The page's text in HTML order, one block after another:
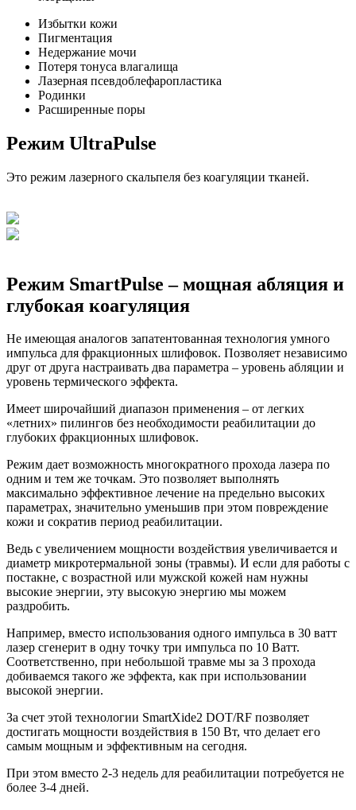
Избытки кожи
Пигментация
Недержание мочи
Потеря тонуса влагалища
Лазерная псевдоблефаропластика
Родинки
Расширенные поры
Режим UltraPulse
Это режим лазерного скальпеля без коагуляции тканей.
Режим SmartPulse – мощная абляция и
глубокая коагуляция
Не имеющая аналогов запатентованная технология умного
импульса для фракционных шлифовок. Позволяет независимо
друг от друга настраивать два параметра – уровень абляции и
уровень термического эффекта.
Имеет широчайший диапазон применения – от легких
«летних» пилингов без необходимости реабилитации до
глубоких фракционных шлифовок.
Режим дает возможность многократного прохода лазера по
одним и тем же точкам. Это позволяет выполнять
максимально эффективное лечение на предельно высоких
параметрах, значительно уменьшив при этом повреждение
кожи и сократив период реабилитации.
Ведь с увеличением мощности воздействия увеличивается и
диаметр микротермальной зоны (травмы). И если для работы с
постакне, с возрастной или мужской кожей нам нужны
высокие энергии, эту высокую энергию мы можем
раздробить.
Например, вместо использования одного импульса в 30 ватт
лазер сгенерит в одну точку три импульса по 10 Ватт.
Соответственно, при небольшой травме мы за 3 прохода
добиваемся такого же эффекта, как при использовании
высокой энергии.
За счет этой технологии SmartXide2 DOT/RF позволяет
достигать мощности воздействия в 150 Вт, что делает его
самым мощным и эффективным на сегодня.
При этом вместо 2-3 недель для реабилитации потребуется не
более 3-4 дней.